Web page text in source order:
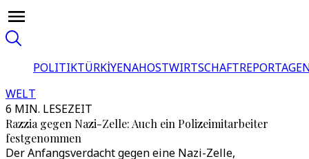
POLITIKTÜRKİYENAHOSTWIRTSCHAFT
WELT
6 MIN. LESEZEIT
Razzia gegen Nazi-Zelle: Auch ein Polizeimitarbeiter
festgenommen
Der Anfangsverdacht gegen eine Nazi-Zelle,